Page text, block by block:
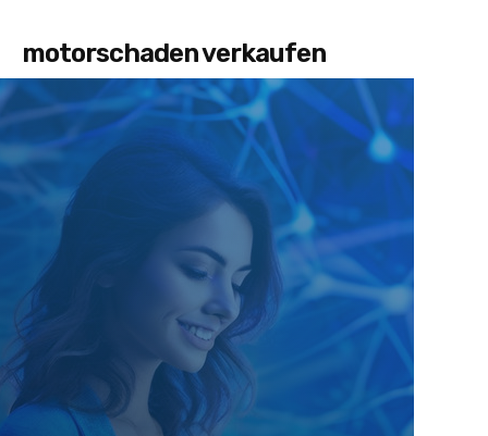
motorschaden verkaufen